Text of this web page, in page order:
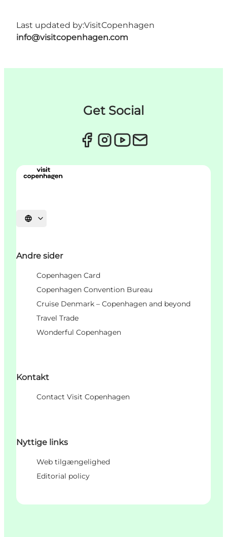
Last updated by:VisitCopenhagen
info@visitcopenhagen.com
Get Social
Select language
Andre sider
Copenhagen Card
Copenhagen Convention Bureau
Cruise Denmark – Copenhagen and beyond
Travel Trade
Wonderful Copenhagen
Kontakt
Contact Visit Copenhagen
Nyttige links
Web tilgængelighed
Editorial policy